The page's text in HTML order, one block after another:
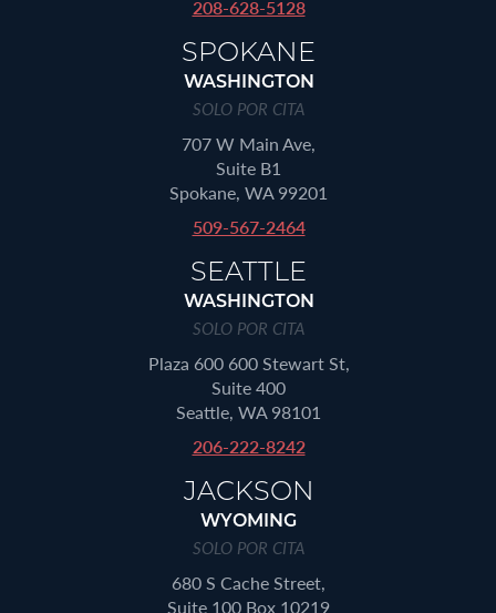
208-628-5128
SPOKANE
WASHINGTON
SOLO POR CITA
707 W Main Ave,
Suite B1
Spokane, WA 99201
509-567-2464
SEATTLE
WASHINGTON
SOLO POR CITA
Plaza 600 600 Stewart St,
Suite 400
Seattle, WA 98101
206-222-8242
JACKSON
WYOMING
SOLO POR CITA
680 S Cache Street,
Suite 100 Box 10219